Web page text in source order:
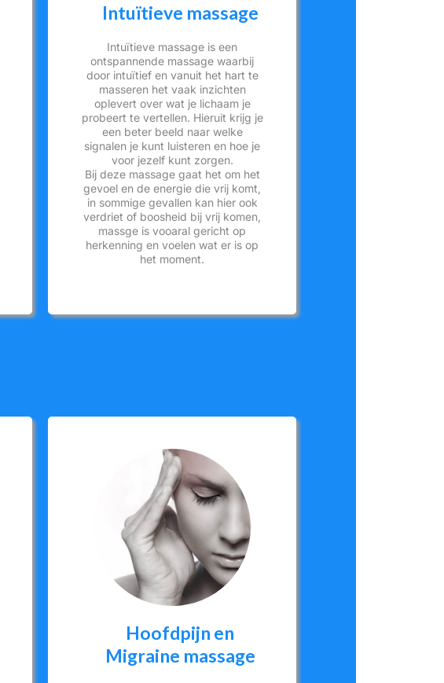
Intuïtieve massage
Intuïtieve massage is een
ontspannende massage waarbij
door intuïtief en vanuit het hart te
masseren het vaak inzichten
oplevert over wat je lichaam je
probeert te vertellen. Hieruit krijg je
een beter beeld naar welke
signalen je kunt luisteren en hoe je
voor jezelf kunt zorgen.
Bij deze massage gaat het om het
gevoel en de energie die vrij komt,
in sommige gevallen kan hier ook
verdriet of boosheid bij vrij komen,
massge is vooaral gericht op
herkenning en voelen wat er is op
het moment.
Hoofdpijn en
Migraine massage